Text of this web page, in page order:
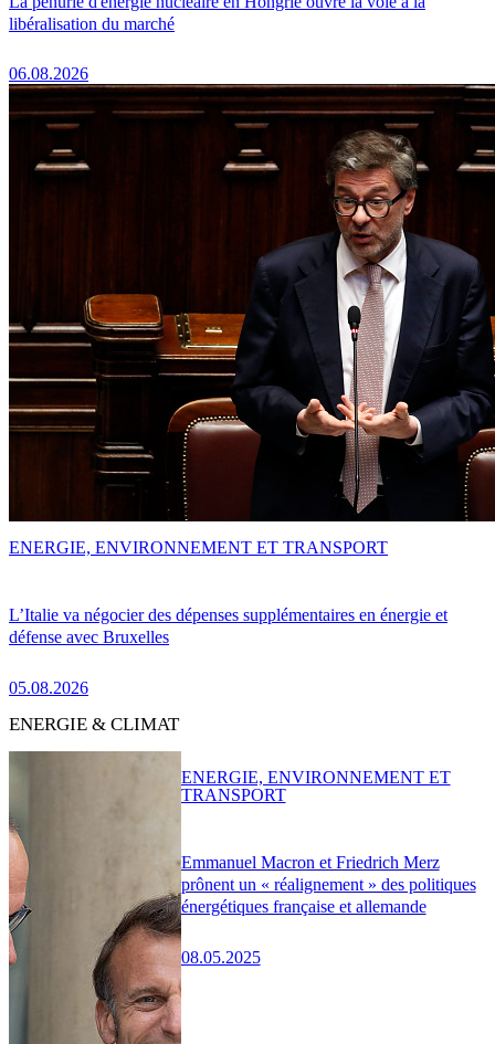
libéralisation du marché
06.08.2026
L’Italie va négocier des dépenses supplémentaires en énergie et
défense avec Bruxelles
05.08.2026
ENERGIE, ENVIRONNEMENT ET TRANSPORT
ENERGIE & CLIMAT
Emmanuel Macron et Friedrich Merz
prônent un « réalignement » des politiques
énergétiques française et allemande
08.05.2025
ENERGIE, ENVIRONNEMENT ET
TRANSPORT